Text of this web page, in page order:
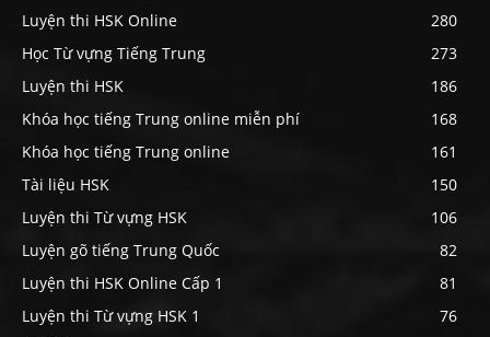
Luyện thi HSK Online
280
Học Từ vựng Tiếng Trung
273
Luyện thi HSK
186
Khóa học tiếng Trung online miễn phí
168
Khóa học tiếng Trung online
161
Tài liệu HSK
150
Luyện thi Từ vựng HSK
106
Luyện gõ tiếng Trung Quốc
82
Luyện thi HSK Online Cấp 1
81
Luyện thi Từ vựng HSK 1
76